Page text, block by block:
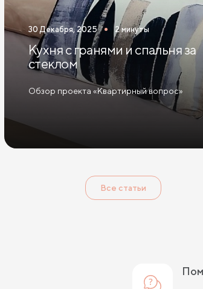
30 Декабря, 2025 2 минуты
Кухня с гранями и спальня за
стеклом
Обзор проекта «Квартирный вопрос»
Все статьи